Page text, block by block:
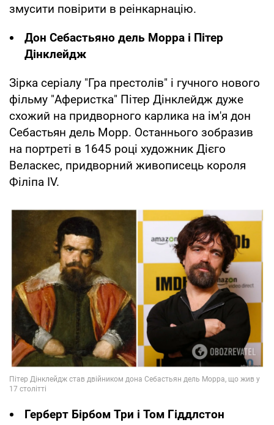
змусити повірити в реінкарнацію.
Дон Себастьяно дель Морра і Пітер
Дінклейдж
Зірка серіалу "Гра престолів" і гучного нового
фільму "Аферистка" Пітер Дінклейдж дуже
схожий на придворного карлика на ім'я дон
Себастьян дель Морр. Останнього зобразив
на портреті в 1645 році художник Дієго
Веласкес, придворний живописець короля
Філіпа IV.
Герберт Бірбом Три і Том Гіддлстон